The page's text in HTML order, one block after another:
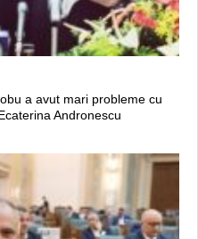
a avut mari probleme cu
Andronescu